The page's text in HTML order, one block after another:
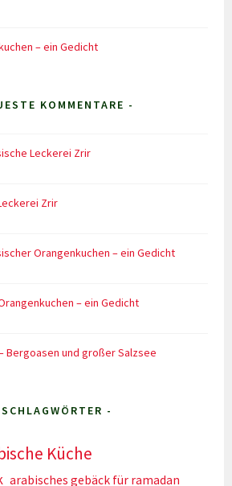
– ein Gedicht
KOMMENTARE -
Leckerei Zrir
Zrir
Orangenkuchen – ein Gedicht
– ein Gedicht
Bergoasen und großer Salzsee
-
Küche
arabisches gebäck für ramadan